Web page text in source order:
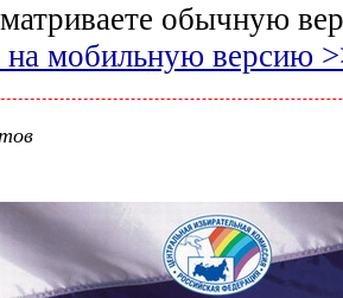
обычную
на мобильную версию